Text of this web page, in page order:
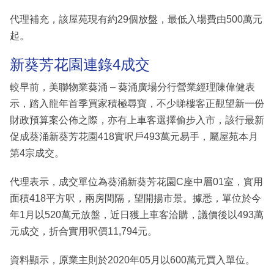
代理補充，該屋苑現有約29個放盤，最低入場費由500萬元
起。
新葵芳花園連錄4成交
較早前，美聯物業葵涌 – 葵涌廣場分行營業經理陳偉健表
示，踏入龍年首季買家積極尋寶，不少睇樓客正觀望新一份
財政預算案公佈之際，亦有上車客選擇偷步入市，該行最新
促成葵涌新葵芳花園418實呎戶493萬元易手，屬屋苑本月
第4宗成交。
代理表示，成交單位為葵涌新葵芳花園C座中層01室，實用
面積418平方呎，兩房間隔，望開揚市景。據悉，單位於今
年1月以520萬元放盤，近日獲上車客洽購，議價後以493萬
元成交，折合實用呎價11,794元。
資料顯示，原業主則於2020年05月以600萬元買入單位。